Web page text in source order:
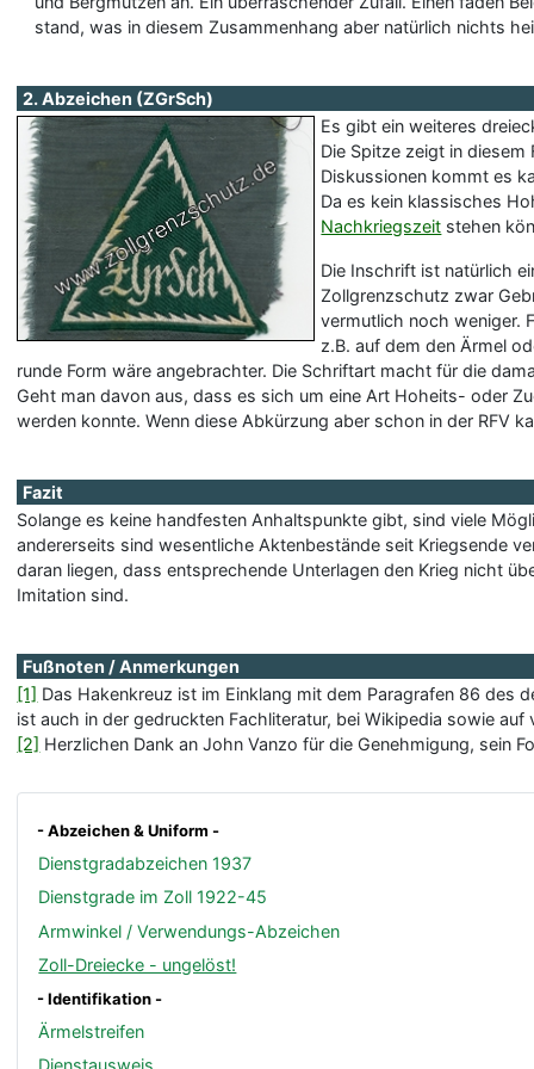
- Abzeichen & Uniform -
Dienstgradabzeichen 1937
Dienstgrade im Zoll 1922-45
Armwinkel / Verwendungs-Abzeichen
Zoll-Dreiecke - ungelöst!
- Identifikation -
Ärmelstreifen
stand, was in diesem Zusammenhang aber natürlich nichts
2. Abzeichen (ZGrSch)
Es gibt ein weiteres
Die Spitze zeigt in
Diskussionen kommt es
Da es kein klassisches
Nachkriegszeit stehen
Die Inschrift ist natürlich
Zollgrenzschutz zwar
vermutlich noch weniger.
z.B. auf dem den Ärmel
runde Form wäre angebrachter. Die Schriftart macht für die
Geht man davon aus, dass es sich um eine Art Hoheits- oder
werden konnte. Wenn diese Abkürzung aber schon in der RFV
Fazit
Solange es keine handfesten Anhaltspunkte gibt, sind viele
andererseits sind wesentliche Aktenbestände seit Kriegsende
daran liegen, dass entsprechende Unterlagen den Krieg nicht
Imitation sind.
Fußnoten / Anmerkungen
[1] Das Hakenkreuz ist im Einklang mit dem Paragrafen 86
ist auch in der gedruckten Fachliteratur, bei Wikipedia sowie
[2] Herzlichen Dank an John Vanzo für die Genehmigung, sein